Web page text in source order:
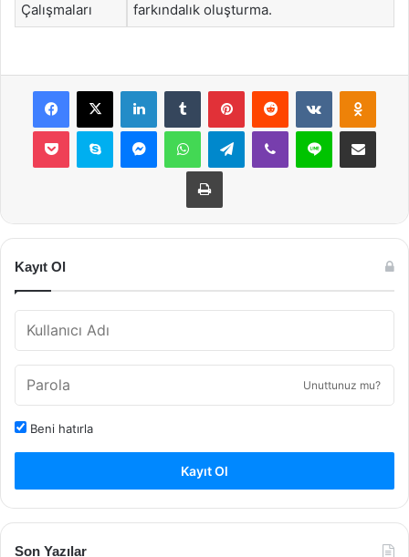
Çalışmaları
farkındalık oluşturma.
Facebook
X LinkedInTumblr PinterestReddit VKontakte
Pocket Skype MessengerWhatsAppTelegramViber Line E-Posta ile
Yazdır
Kayıt Ol
Unuttunuz mu?
Beni hatırla
Kayıt Ol
Son Yazılar